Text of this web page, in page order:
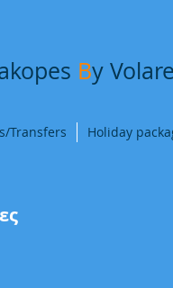
By
Transfers Holiday